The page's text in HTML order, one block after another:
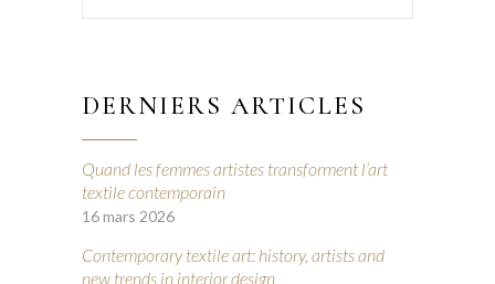
DERNIERS ARTICLES
Quand les femmes artistes transforment l’art
textile contemporain
16 mars 2026
Contemporary textile art: history, artists and
new trends in interior design